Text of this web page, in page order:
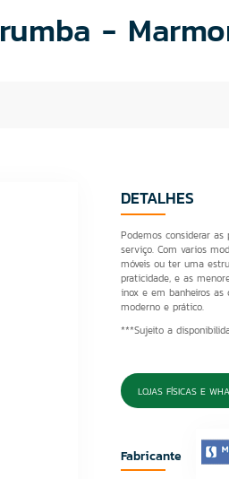
-
DETALHES
Podemos considerar
serviço. Com varios
móveis ou ter uma
praticidade, e as
inox e em banheiros as
moderno e prático.
***Sujeito a
LOJAS FÍSICAS E
Fabricante